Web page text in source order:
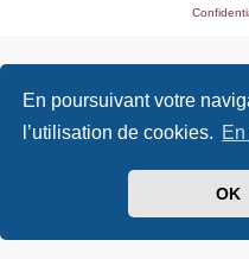
En poursuivant votre
l’utilisation de cookies.
OK